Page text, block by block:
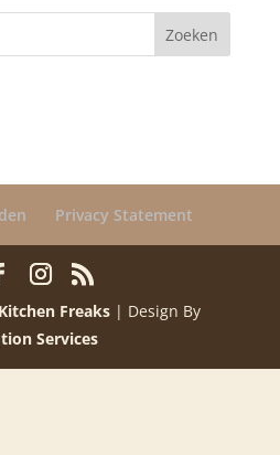
Privacy Statement
Kitchen Freaks | Design By
Services